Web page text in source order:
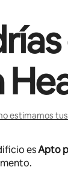
estimamos
esApto